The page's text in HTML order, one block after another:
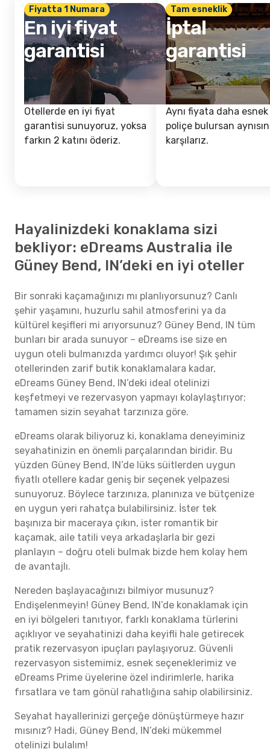
Fiyatta 1 Numara
En iyi fiyat
garantisi
Otellerde en iyi fiyat
garantisi sunuyoruz, yoksa
farkın 2 katını öderiz.
Tam esneklik
İptal
garantisi
Aynı fiyata daha
poliçe bulursan
karşılarız.
Hayalinizdeki konaklama sizi
bekliyor: eDreams Australia ile
Güney Bend, IN’deki en iyi oteller
Bir sonraki kaçamağınızı mı planlıyorsunuz? Canlı
şehir yaşamını, huzurlu sahil atmosferini ya da
kültürel keşifleri mi arıyorsunuz? Güney Bend, IN tüm
bunları bir arada sunuyor – eDreams ise size en
uygun oteli bulmanızda yardımcı oluyor! Şık şehir
otellerinden zarif butik konaklamalara kadar,
eDreams Güney Bend, IN’deki ideal otelinizi
keşfetmeyi ve rezervasyon yapmayı kolaylaştırıyor;
tamamen sizin seyahat tarzınıza göre.
eDreams olarak biliyoruz ki, konaklama deneyiminiz
seyahatinizin en önemli parçalarından biridir. Bu
yüzden Güney Bend, IN’de lüks süitlerden uygun
fiyatlı otellere kadar geniş bir seçenek yelpazesi
sunuyoruz. Böylece tarzınıza, planınıza ve bütçenize
en uygun yeri rahatça bulabilirsiniz. İster tek
başınıza bir maceraya çıkın, ister romantik bir
kaçamak, aile tatili veya arkadaşlarla bir gezi
planlayın – doğru oteli bulmak bizde hem kolay hem
de avantajlı.
Nereden başlayacağınızı bilmiyor musunuz?
Endişelenmeyin! Güney Bend, IN’de konaklamak için
en iyi bölgeleri tanıtıyor, farklı konaklama türlerini
açıklıyor ve seyahatinizi daha keyifli hale getirecek
pratik rezervasyon ipuçları paylaşıyoruz. Güvenli
rezervasyon sistemimiz, esnek seçeneklerimiz ve
eDreams Prime üyelerine özel indirimlerle, harika
fırsatlara ve tam gönül rahatlığına sahip olabilirsiniz.
Seyahat hayallerinizi gerçeğe dönüştürmeye hazır
mısınız? Hadi, Güney Bend, IN’deki mükemmel
otelinizi bulalım!